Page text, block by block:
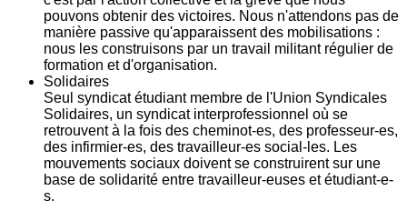
pouvons obtenir des victoires. Nous n'attendons pas de
manière passive qu'apparaissent des mobilisations :
nous les construisons par un travail militant régulier de
formation et d'organisation.
Solidaires
Seul syndicat étudiant membre de l'Union Syndicales
Solidaires, un syndicat interprofessionnel où se
retrouvent à la fois des cheminot-es, des professeur-es,
des infirmier-es, des travailleur-es social-les. Les
mouvements sociaux doivent se construirent sur une
base de solidarité entre travailleur-euses et étudiant-e-
s.